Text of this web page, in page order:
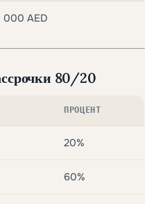
000 AED
80/20
ПРОЦЕНТ
20%
60%